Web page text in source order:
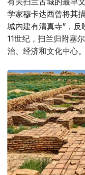
学家穆卡达西曾将其
城内建有清真寺”，反
11世纪，扫兰归附塞
治、经济和文化中心。